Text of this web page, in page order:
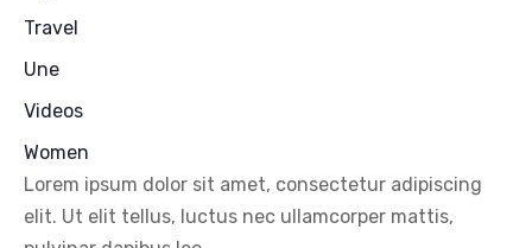
Travel
Une
Videos
Women
Lorem ipsum dolor sit amet, consectetur adipiscing
elit. Ut elit tellus, luctus nec ullamcorper mattis,